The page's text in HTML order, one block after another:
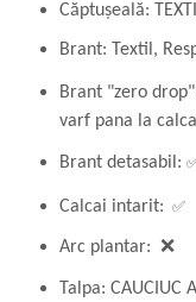
Căptușeală:
Brant: Textil,
Brant "zero
varf pana la
Brant detasabil:
Calcai intarit: ✅
Arc plantar: ❌
Talpa: CAUCIUC